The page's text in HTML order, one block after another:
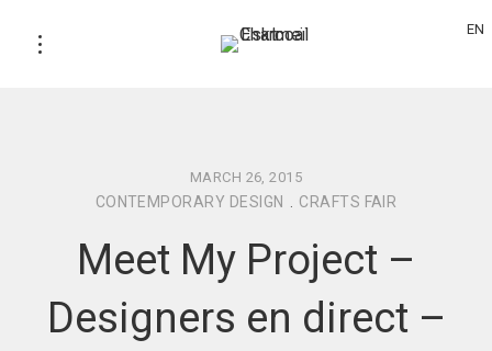
EN
MARCH 26, 2015
CONTEMPORARY DESIGN CRAFTS FAIR
Meet My Project –
Designers en direct –